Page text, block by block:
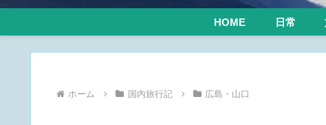
HOME 日常
ホーム 国内旅行記 広島・山口